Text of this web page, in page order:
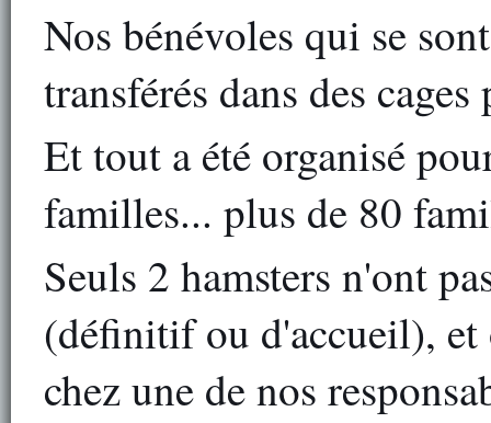
Nos bénévoles qui se
transférés dans des
Et tout a été organisé
familles... plus de 80
Seuls 2 hamsters n'ont
(définitif ou d'accueil), et
chez une de nos